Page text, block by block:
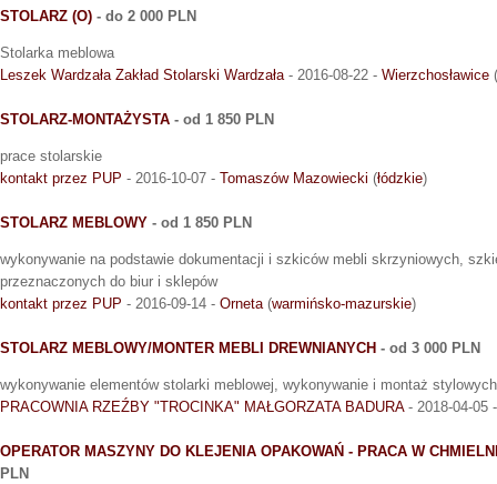
STOLARZ (O) - do 2 000 PLN
Stolarka meblowa
Leszek Wardzała Zakład Stolarski Wardzała- 2016-08-22 - Wierzchosławice (
STOLARZ-MONTAŻYSTA - od 1 850 PLN
prace stolarskie
kontakt przez PUP - 2016-10-07 - Tomaszów Mazowiecki (łódzkie)
STOLARZ MEBLOWY - od 1 850 PLN
wykonywanie na podstawie dokumentacji i szkiców mebli skrzyniowych,
przeznaczonych do biur i sklepów
kontakt przez PUP - 2016-09-14 - Orneta(warmińsko-mazurskie)
STOLARZ MEBLOWY/MONTER MEBLI DREWNIANYCH - od 3 000 PLN
wykonywanie elementów stolarki meblowej, wykonywanie i montaż
PRACOWNIA RZEŹBY "TROCINKA" MAŁGORZATA BADURA- 2018-04-05
OPERATOR MASZYNY DO KLEJENIA OPAKOWAŃ - PRACA W
PLN